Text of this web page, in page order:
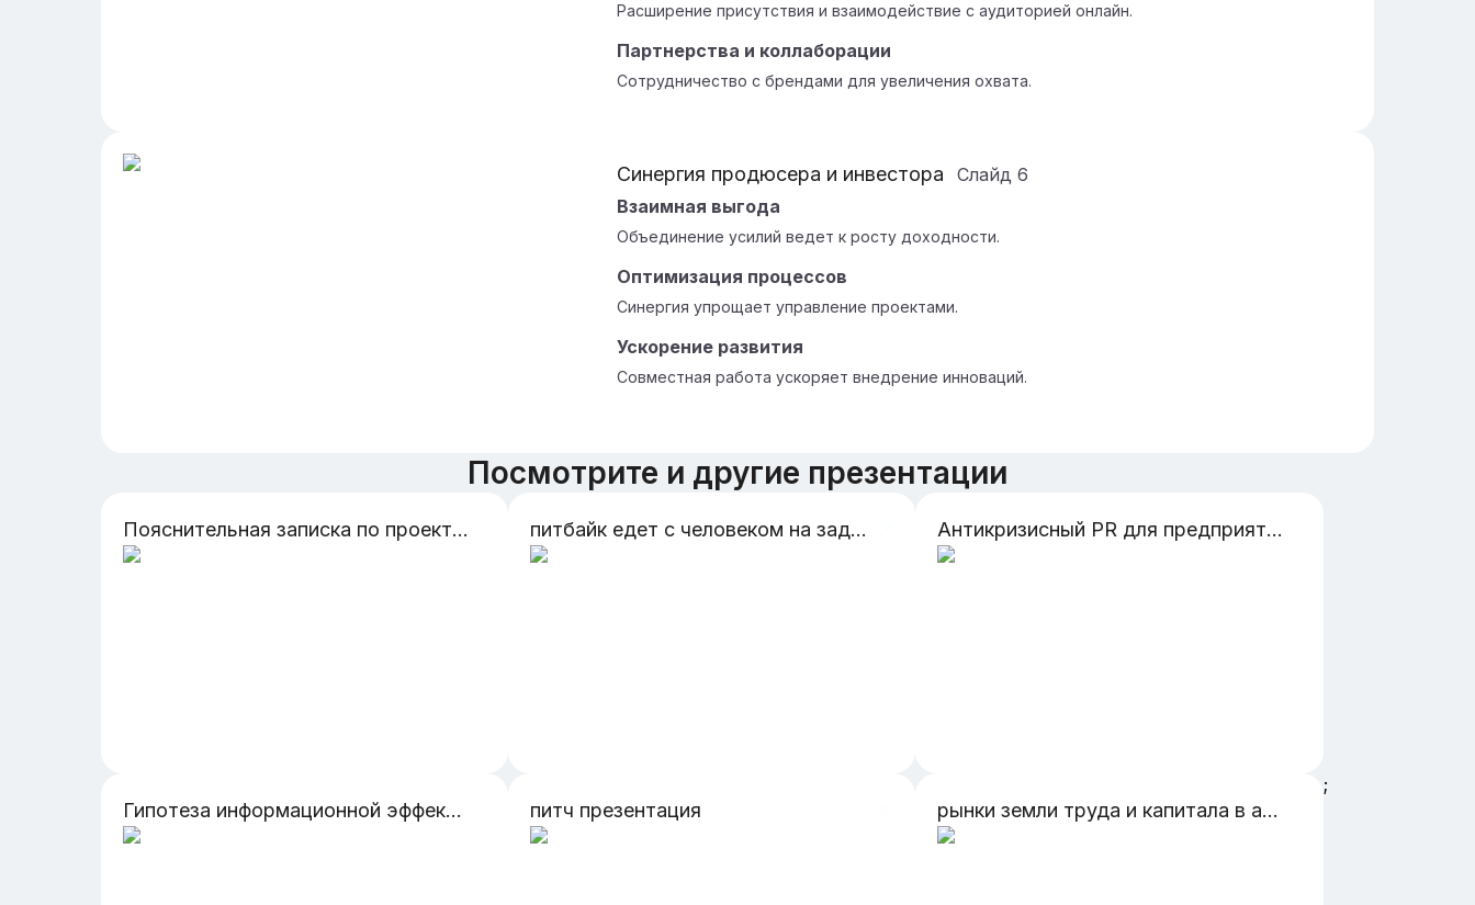
Расширение присутствия и взаимодействие с аудиторией онлайн.
Партнерства и коллаборации
Сотрудничество с брендами для увеличения охвата.
Синергия продюсера и инвестора Слайд 6
Взаимная выгода
Объединение усилий ведет к росту доходности.
Оптимизация процессов
Синергия упрощает управление проектами.
Ускорение развития
Совместная работа ускоряет внедрение инноваций.
Посмотрите и другие презентации
Пояснительная записка по проекту инвестиции в биоразлагаемые технологии и продукты питбайк едет с человеком на заднем колесе Антикризисный PR для предприятия пищевой отрасли
Гипотеза информационной эффективности рынка капитала питч презентация рынки земли труда и капитала в агломерации в китае 20 века
;